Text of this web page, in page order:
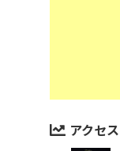
アクセ